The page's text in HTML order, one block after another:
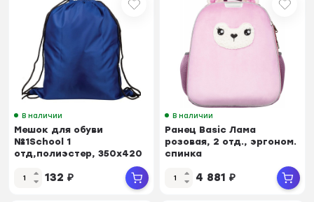
В наличии
Мешок для обуви
№1School 1
отд,полиэстер, 350x420
132 ₽
В наличии
Ранец Basic Лама
розовая, 2 отд., эргоном.
спинка
4 881 ₽